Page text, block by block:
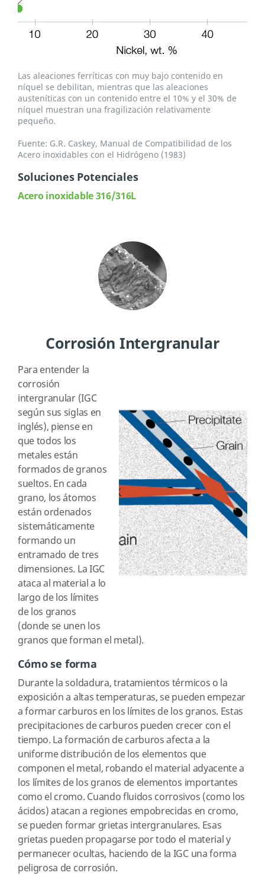
Las aleaciones ferríticas con muy bajo contenido en
níquel se debilitan, mientras que las aleaciones
austeníticas con un contenido entre el 10% y el 30% de
níquel muestran una fragilización relativamente
pequeño.
Fuente: G.R. Caskey, Manual de Compatibilidad de los
Acero inoxidables con el Hidrógeno (1983)
Soluciones Potenciales
Acero inoxidable 316/316L
Corrosión Intergranular
Para entender la
corrosión
intergranular (IGC
según sus siglas en
inglés), piense en
que todos los
metales están
formados de granos
sueltos. En cada
grano, los átomos
están ordenados
sistemáticamente
formando un
entramado de tres
dimensiones. La IGC
ataca al material a lo
largo de los límites
de los granos
(donde se unen los
granos que forman el metal).
Cómo se forma
Durante la soldadura, tratamientos térmicos o la
exposición a altas temperaturas, se pueden empezar
a formar carburos en los límites de los granos. Estas
precipitaciones de carburos pueden crecer con el
tiempo. La formación de carburos afecta a la
uniforme distribución de los elementos que
componen el metal, robando el material adyacente a
los límites de los granos de elementos importantes
como el cromo. Cuando fluidos corrosivos (como los
ácidos) atacan a regiones empobrecidas en cromo,
se pueden formar grietas intergranulares. Esas
grietas pueden propagarse por todo el material y
permanecer ocultas, haciendo de la IGC una forma
peligrosa de corrosión.